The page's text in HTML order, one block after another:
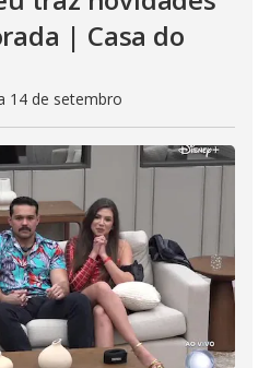
| Casa do
14 de setembro